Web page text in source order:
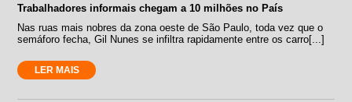
Trabalhadores informais chegam a 10 milhões no País
Nas ruas mais nobres da zona oeste de São Paulo, toda vez que o
semáforo fecha, Gil Nunes se infiltra rapidamente entre os carro[...]
LER MAIS